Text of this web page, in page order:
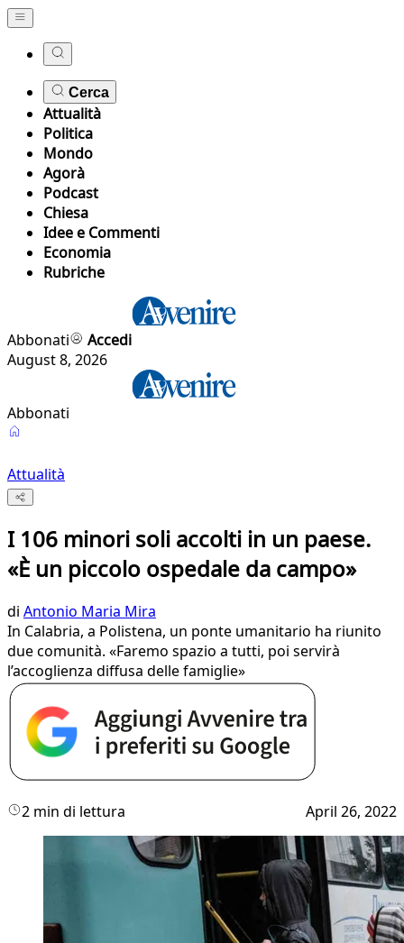
Cerca
Attualità
Politica
Mondo
Agorà
Podcast
Chiesa
Idee e Commenti
Economia
Rubriche
Abbonati
Accedi
August 8, 2026
Abbonati
Attualità
I 106 minori soli accolti in un paese.
«È un piccolo ospedale da campo»
di Antonio Maria Mira
In Calabria, a Polistena, un ponte umanitario ha riunito
due comunità. «Faremo spazio a tutti, poi servirà
l’accoglienza diffusa delle famiglie»
2 min di lettura April 26, 2022